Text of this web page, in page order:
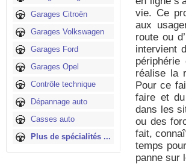
Garages Citroën
Garages Volkswagen
Garages Ford
Garages Opel
Contrôle technique
Dépannage auto
Casses auto
Plus de spécialités ...
vie. Ce
aux
route ou
intervient
réalise la
Pour ce
faire et
dans les
ou des
fait,
temps
panne sur